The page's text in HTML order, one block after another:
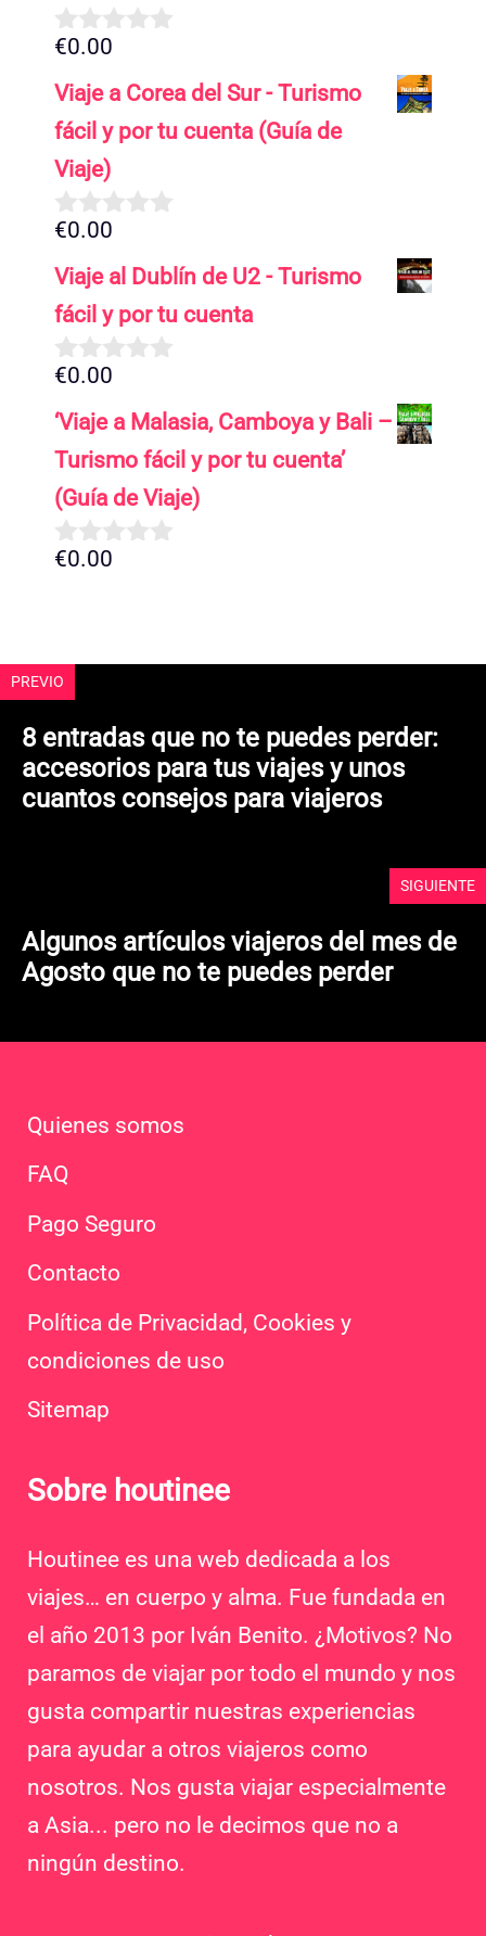
0
e
5
€0.00
Viaje a Corea del Sur - Turismo
fácil y por tu cuenta (Guía de
Viaje)
0
e
5
€0.00
Viaje al Dublín de U2 - Turismo
fácil y por tu cuenta
0
e
5
€0.00
‘Viaje a Malasia, Camboya y Bali –
Turismo fácil y por tu cuenta’
(Guía de Viaje)
0
€0.00
PREVIO
8 entradas que no te puedes perder:
accesorios para tus viajes y unos
cuantos consejos para viajeros
SIGUIENTE
Algunos artículos viajeros del mes de
Agosto que no te puedes perder
Quienes somos
FAQ
Pago Seguro
Contacto
Política de Privacidad, Cookies y
condiciones de uso
Sitemap
Sobre houtinee
Houtinee es una web dedicada a los
viajes… en cuerpo y alma. Fue fundada en
el año 2013 por Iván Benito. ¿Motivos? No
paramos de viajar por todo el mundo y nos
gusta compartir nuestras experiencias
para ayudar a otros viajeros como
nosotros. Nos gusta viajar especialmente
a Asia... pero no le decimos que no a
ningún destino.